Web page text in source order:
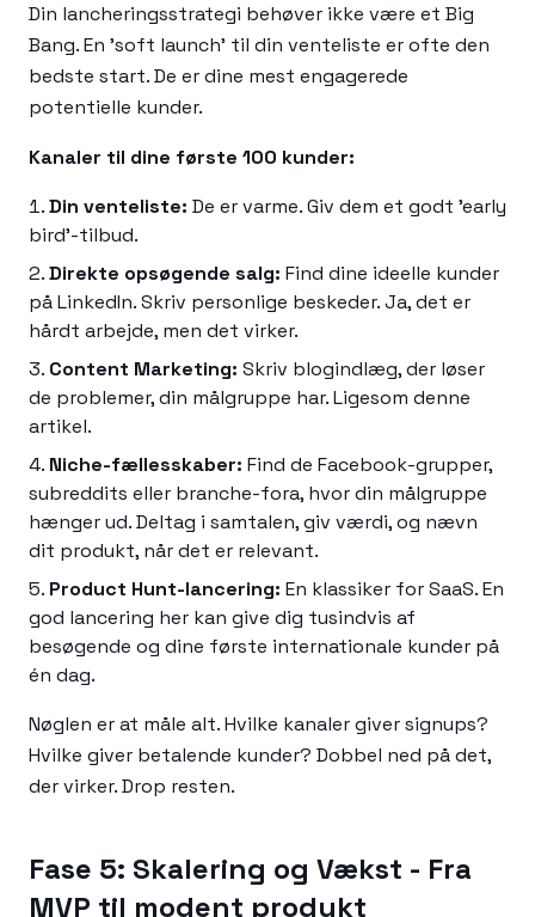
Din lancheringsstrategi behøver ikke være et Big
Bang. En 'soft launch' til din venteliste er ofte den
bedste start. De er dine mest engagerede
potentielle kunder.
Kanaler til dine første 100 kunder:
Din venteliste: De er varme. Giv dem et godt 'early
bird'-tilbud.
Direkte opsøgende salg: Find dine ideelle kunder
på LinkedIn. Skriv personlige beskeder. Ja, det er
hårdt arbejde, men det virker.
Content Marketing: Skriv blogindlæg, der løser
de problemer, din målgruppe har. Ligesom denne
artikel.
Niche-fællesskaber: Find de Facebook-grupper,
subreddits eller branche-fora, hvor din målgruppe
hænger ud. Deltag i samtalen, giv værdi, og nævn
dit produkt, når det er relevant.
Product Hunt-lancering: En klassiker for SaaS. En
god lancering her kan give dig tusindvis af
besøgende og dine første internationale kunder på
én dag.
Nøglen er at måle alt. Hvilke kanaler giver signups?
Hvilke giver betalende kunder? Dobbel ned på det,
der virker. Drop resten.
Fase 5: Skalering og Vækst - Fra
MVP til modent produkt